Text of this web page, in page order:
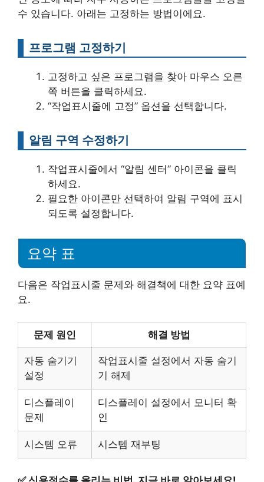
수 있습니다. 아래는 고정하는 방법이에요.
프로그램 고정하기
고정하고 싶은 프로그램을 찾아 마우스 오른
쪽 버튼을 클릭하세요.
“작업표시줄에 고정” 옵션을 선택합니다.
알림 구역 수정하기
작업표시줄에서 “알림 센터” 아이콘을 클릭
하세요.
필요한 아이콘만 선택하여 알림 구역에 표시
되도록 설정합니다.
요약 표
다음은 작업표시줄 문제와 해결책에 대한 요약 표예
요.
문제 원인 해결 방법
자동 숨기기
설정
작업표시줄 설정에서 자동 숨기
기 해제
디스플레이
문제
디스플레이 설정에서 모니터 확
인
시스템 오류 시스템 재부팅